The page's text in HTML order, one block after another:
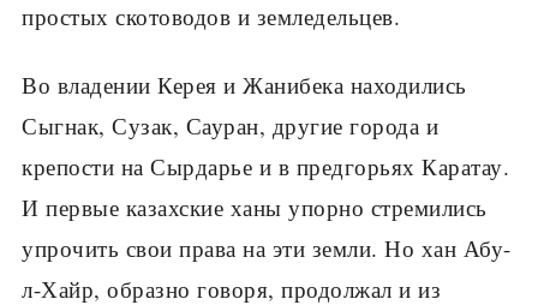
простых скотоводов и земледельцев.
Во владении Керея и Жанибека находились
Сыгнак, Сузак, Сауран, другие города и
крепости на Сырдарье и в предгорьях Каратау.
И первые казахские ханы упорно стремились
упрочить свои права на эти земли. Но хан Абу-
л-Хайр, образно говоря, продолжал и из